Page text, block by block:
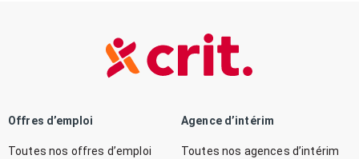
Offres d’emploi
Toutes nos offres d’emploi
Agence d’intérim
Toutes nos agences d’intérim